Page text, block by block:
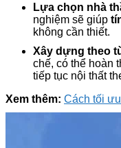
Lựa chọn nhà
nghiệm sẽ giúp
không cần thiết.
Xây dựng theo
chế, có thể hoàn
tiếp tục nội thất
Xem thêm: Cách tối